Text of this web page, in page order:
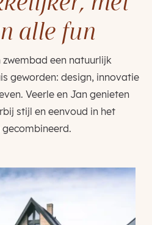
alle fun
een natuurlijk
geworden: design, innovatie
Veerle en Jan genieten
stijl en eenvoud in het